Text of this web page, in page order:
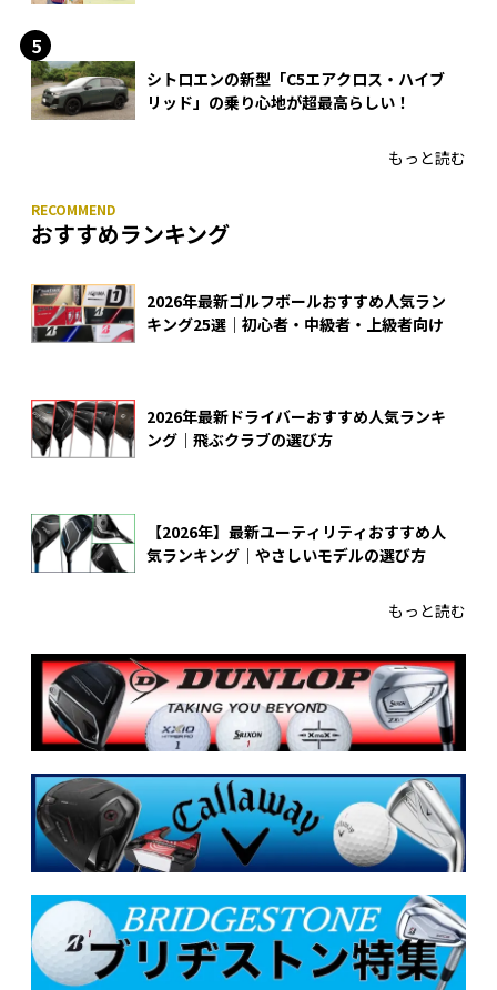
シトロエンの新型「C5エアクロス・ハイブ
リッド」の乗り心地が超最高らしい！
もっと読む
おすすめランキング
2026年最新ゴルフボールおすすめ人気ラン
キング25選｜初心者・中級者・上級者向け
2026年最新ドライバーおすすめ人気ランキ
ング｜飛ぶクラブの選び方
【2026年】最新ユーティリティおすすめ人
気ランキング｜やさしいモデルの選び方
もっと読む